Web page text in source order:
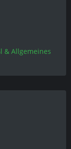
& Allgemeines